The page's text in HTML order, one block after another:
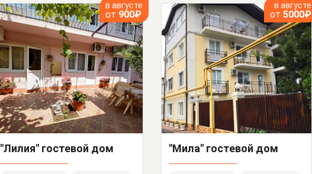
в августе
от 900₽
"Лилия" гостевой дом
в августе
от 5000₽
"Мила" гостевой дом